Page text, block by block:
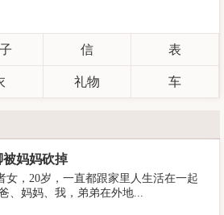
信 表
礼物 车
被妈妈砍掉
女，20岁，一直都跟家里人生活在一起
、妈妈、我，弟弟在外地...